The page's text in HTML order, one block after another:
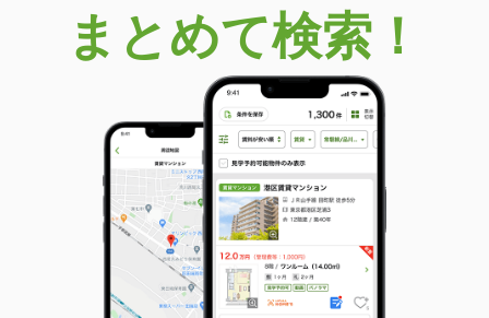
愛知県名古屋市中川区乗越町３丁目
価 格
6.10万円
愛知県名古屋市中川区乗越町３丁目
41.24m²
間取り
1LDK
愛知県名古屋市南区豊１丁目
価 格
4.60万円
住 所
愛知県名古屋市南区豊１丁目
専有面積 28.8m²
間取り
1SK
まとめて検索！